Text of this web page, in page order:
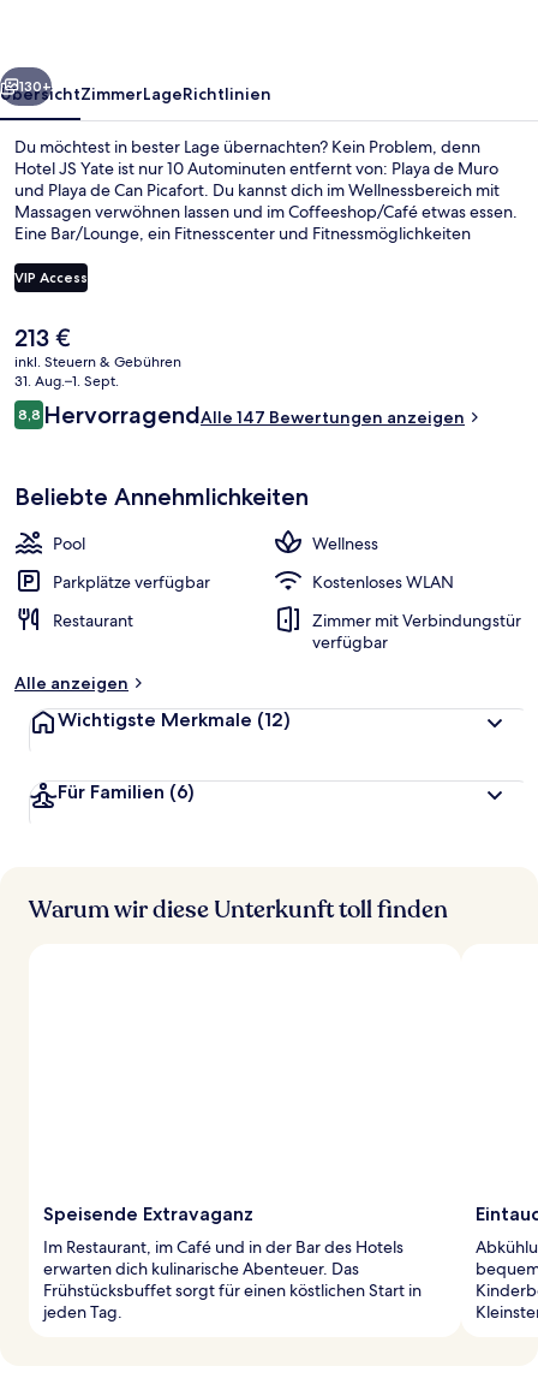
Weiter
130+
ÜbersichtZimmerLageRichtlinien
Du möchtest in bester Lage übernachten? Kein Problem, denn
Hotel JS Yate ist nur 10 Autominuten entfernt von: Playa de Muro
und Playa de Can Picafort. Du kannst dich im Wellnessbereich mit
Massagen verwöhnen lassen und im Coffeeshop/Café etwas essen.
Eine Bar/Lounge, ein Fitnesscenter und Fitnessmöglichkeiten
VIP Access
Der
aktuelle
Preis
beträgt
213 €.
213 €
inkl. Steuern & Gebühren
31. Aug.–1. Sept.
Bewertungen
8,88,8 von 10.
HervorragendAlle 147 Bewertungen anzeigen
Beliebte Annehmlichkeiten
Pool
Wellness
Parkplätze verfügbar
Kostenloses WLAN
Restaurant
Zimmer mit Verbindungstür
verfügbar
Alle anzeigen
Wichtigste Merkmale (12)
Für Familien (6)
Warum wir diese Unterkunft toll finden
Speisende Extravaganz
Im Restaurant, im Café und in der Bar des Hotels
erwarten dich kulinarische Abenteuer. Das
Frühstücksbuffet sorgt für einen köstlichen Start in
jeden Tag.